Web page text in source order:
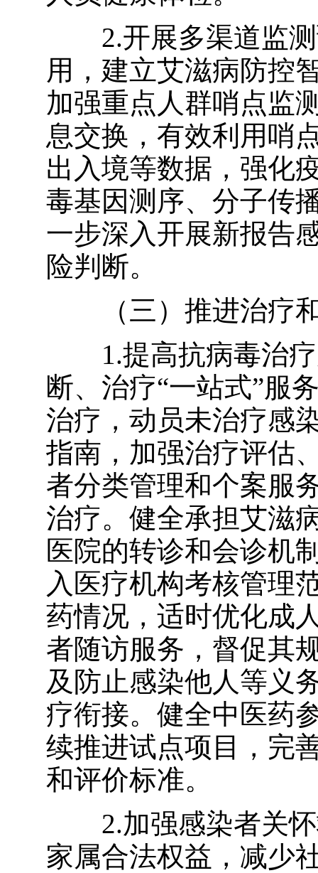
2.开展多渠道监
用，建立艾滋病防控
加强重点人群哨点监
息交换，有效利用哨
出入境等数据，强化
毒基因测序、分子传
一步深入开展新报告
险判断。
（三）推进治疗
1.提高抗病毒治
断、治疗“一站式”服
治疗，动员未治疗感
指南，加强治疗评估
者分类管理和个案服
治疗。健全承担艾滋
医院的转诊和会诊机
入医疗机构考核管理
药情况，适时优化成
者随访服务，督促其
及防止感染他人等义
疗衔接。健全中医药
续推进试点项目，完
和评价标准。
2.加强感染者关
家属合法权益，减少